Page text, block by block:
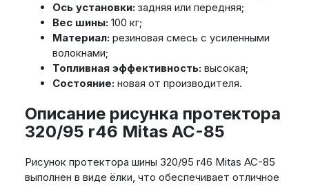
Ось установки:задняя или передняя;
Вес шины:100 кг;
Материал:резиновая смесь с усиленными
волокнами;
Топливная эффективность:высокая;
Состояние:новая от производителя.
Описание рисунка протектора
320/95 r46 Mitas AC-85
Рисунок протектора шины 320/95 r46 Mitas AC-85
выполнен в виде ёлки, что обеспечивает отличное